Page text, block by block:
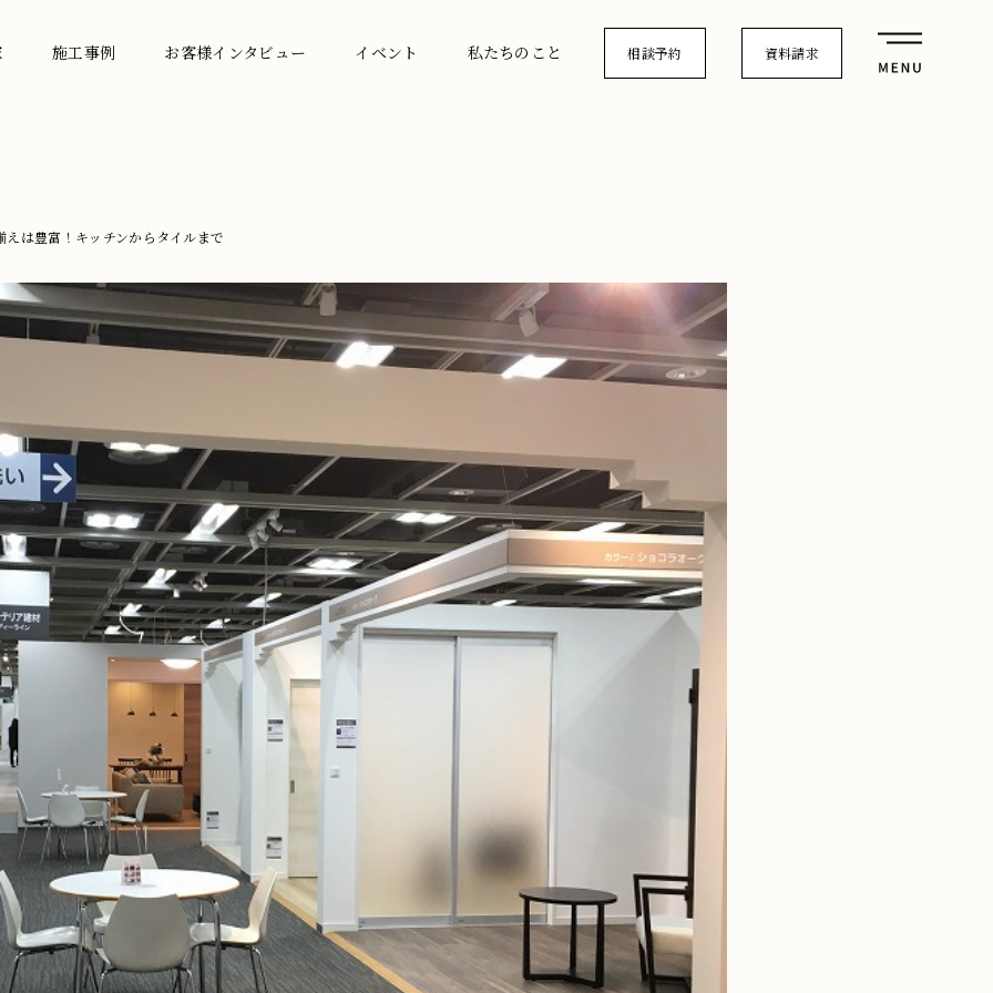
施工事例 お客様インタビュー イベント 私たちのこと 相談予約 資料請求
は豊富！キッチンからタイルまで